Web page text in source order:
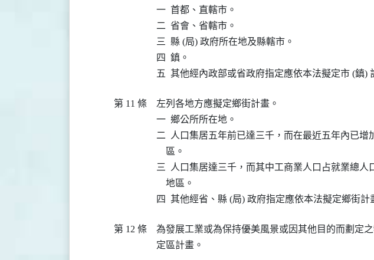
一  首都、直轄市。
二  省會、省轄市。
三  縣 (局) 政府所在地及縣轄市。
四  鎮。
第 11 條
左列各地方應擬定鄉街計畫。
一  鄉公所所在地。
二  人口集居五年前已達三千，而在最近五年內已增
    區。
三  人口集居達三千，而其中工商業人口占就業總人
    地區。
第 12 條
為發展工業或為保持優美風景或因其他目的而劃定